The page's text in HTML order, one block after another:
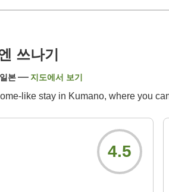
쓰나기
본 지도에서 보기
like stay in Kumano, where you
4.5